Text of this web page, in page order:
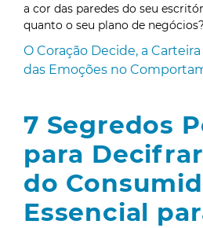
a cor das paredes do seu
quanto o seu plano de
O Coração Decide, a
das Emoções no
7 Segredos
para
do
Essencial